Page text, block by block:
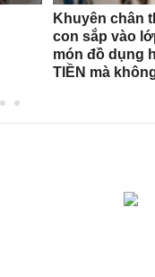
Khuyên chân
con sắp vào
món đồ dụng
TIỀN mà